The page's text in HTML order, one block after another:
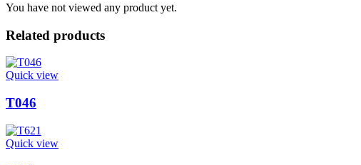
You have not viewed any product yet.
Related products
Quick view
T046
Quick view